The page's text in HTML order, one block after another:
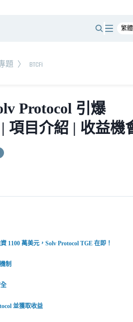
題 〉 BTCFi
Protocol 引爆
項目介紹 | 收益機
1100 萬美元，Solv Protocol TGE 在即！
制
並獲取收益